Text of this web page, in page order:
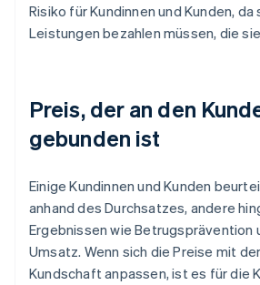
Risiko für Kundinnen und Kunden,
Leistungen bezahlen müssen, die
Preis, der an den
gebunden ist
Einige Kundinnen und Kunden
anhand des Durchsatzes, andere
Ergebnissen wie Betrugsprävention
Umsatz. Wenn sich die Preise mit
Kundschaft anpassen, ist es für die